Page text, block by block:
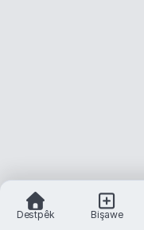
Destpêk Bişawe